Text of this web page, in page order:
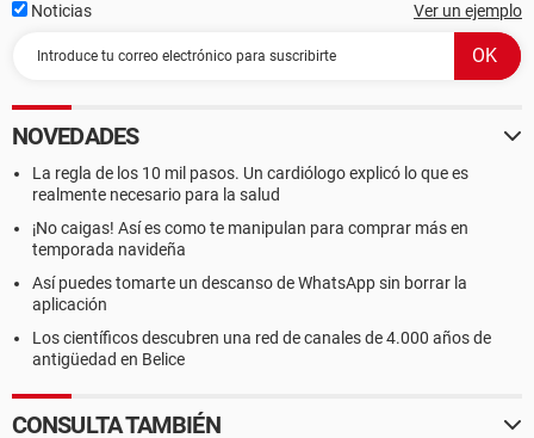
Noticias Ver un ejemplo
NOVEDADES
La regla de los 10 mil pasos. Un cardiólogo explicó lo que es
realmente necesario para la salud
¡No caigas! Así es como te manipulan para comprar más en
temporada navideña
Así puedes tomarte un descanso de WhatsApp sin borrar la
aplicación
Los científicos descubren una red de canales de 4.000 años de
antigüedad en Belice
CONSULTA TAMBIÉN